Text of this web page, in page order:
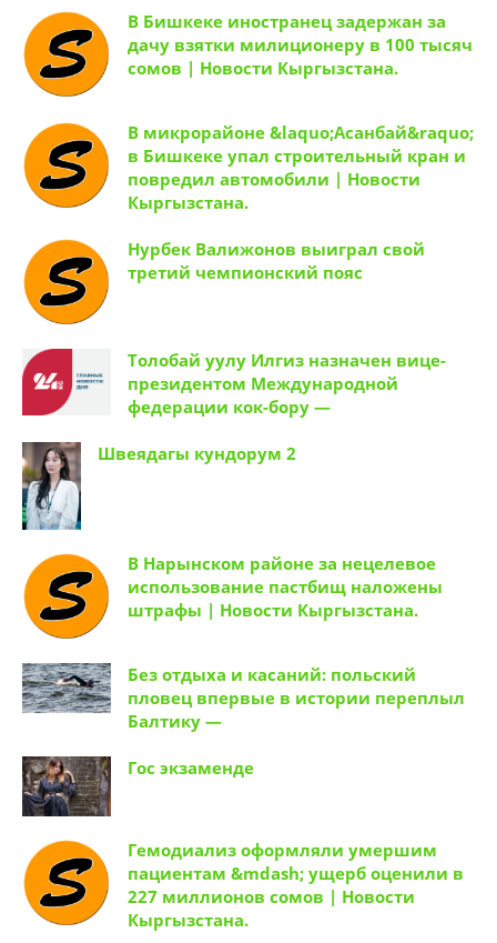
В Бишкеке иностранец задержан за
дачу взятки милиционеру в 100 тысяч
сомов | Новости Кыргызстана.
В микрорайоне &laquo;Асанбай&raquo;
в Бишкеке упал строительный кран и
повредил автомобили | Новости
Кыргызстана.
Нурбек Валижонов выиграл свой
третий чемпионский пояс
Толобай уулу Илгиз назначен вице-
президентом Международной
федерации кок-бору —
Швеядагы кундорум 2
В Нарынском районе за нецелевое
использование пастбищ наложены
штрафы | Новости Кыргызстана.
Без отдыха и касаний: польский
пловец впервые в истории переплыл
Балтику —
Гос экзаменде
Гемодиализ оформляли умершим
пациентам &mdash; ущерб оценили в
227 миллионов сомов | Новости
Кыргызстана.